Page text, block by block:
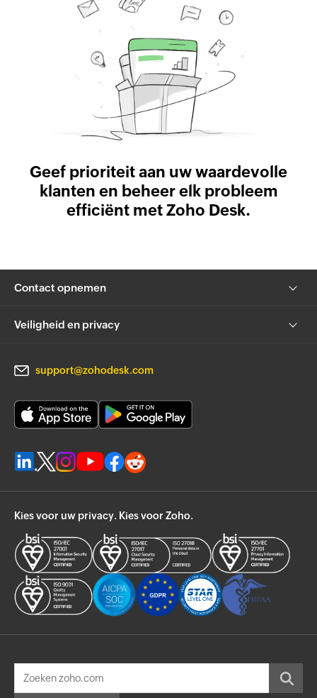
Geef prioriteit aan uw waardevolle
klanten en beheer elk probleem
efficiënt met Zoho Desk.
Contact opnemen
Veiligheid en privacy
support@zohodesk.com
Kies voor uw privacy. Kies voor Zoho.